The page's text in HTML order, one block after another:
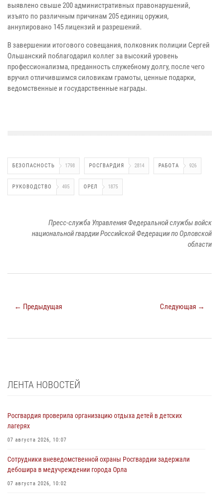
выявлено свыше 200 административных правонарушений,
изъято по различным причинам 205 единиц оружия,
аннулировано 145 лицензий и разрешений.
В завершении итогового совещания, полковник полиции Сергей
Ольшанский поблагодарил коллег за высокий уровень
профессионализма, преданность служебному долгу, после чего
вручил отличившимся силовикам грамоты, ценные подарки,
ведомственные и государственные награды.
БЕЗОПАСНОСТЬ 1798 РОСГВАРДИЯ 2814 РАБОТА 926
РУКОВОДСТВО 495 ОРЕЛ 1875
Пресс-служба Управления Федеральной службы войск
национальной гвардии Российской Федерации по Орловской
области
← Предыдущая Следующая →
ЛЕНТА НОВОСТЕЙ
Росгвардия проверила организацию отдыха детей в детских
лагерях
07 августа 2026, 10:07
Сотрудники вневедомственной охраны Росгвардии задержали
дебошира в медучреждении города Орла
07 августа 2026, 10:02